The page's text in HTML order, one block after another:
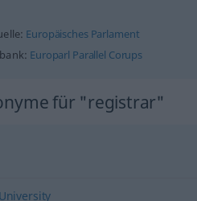
Europäisches Parlament
Europarl Parallel Corups
für "registrar"